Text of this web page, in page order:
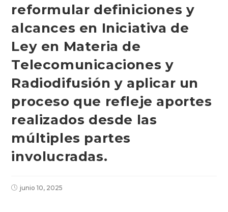
reformular definiciones y
alcances en Iniciativa de
Ley en Materia de
Telecomunicaciones y
Radiodifusión y aplicar un
proceso que refleje aportes
realizados desde las
múltiples partes
involucradas.
junio 10, 2025